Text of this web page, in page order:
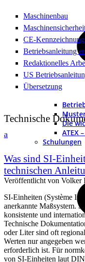
Die
ATEX
Schulungen
Maschinenbau
CE-Kennzeichnung
Betriebsanleitung
Redaktionelles
US
Übersetzung
Technische
a
Was sind SI-
technischen
Veröffentlicht von Volker
SI-Einheiten (Système
anerkannte Maßsystem.
konsistente und
Technische
oder Liter sind oft
Werten nur angegeben
erforderlich ist. Für
von SI-Einheiten laut